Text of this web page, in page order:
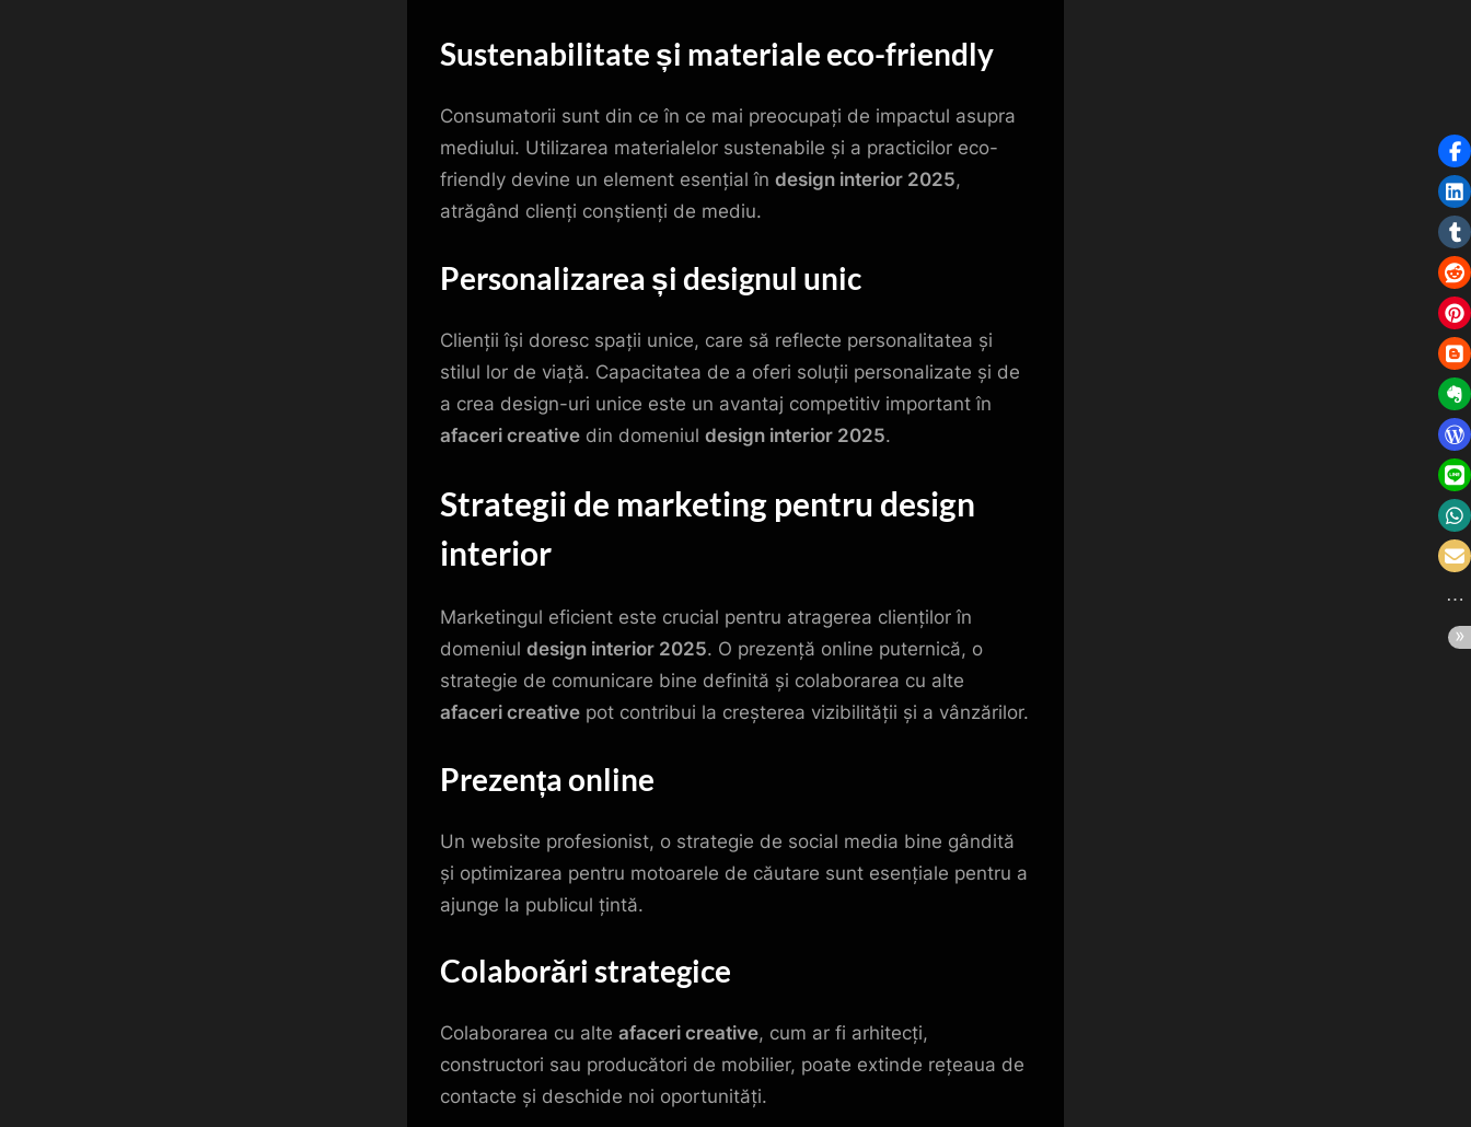
Sustenabilitate și materiale eco-friendly
Consumatorii sunt din ce în ce mai preocupați de impactul asupra
mediului. Utilizarea materialelor sustenabile și a practicilor eco-
friendly devine un element esențial în design interior 2025,
atrăgând clienți conștienți de mediu.
Personalizarea și designul unic
Clienții își doresc spații unice, care să reflecte personalitatea și
stilul lor de viață. Capacitatea de a oferi soluții personalizate și de
a crea design-uri unice este un avantaj competitiv important în
afaceri creative din domeniul design interior 2025.
Strategii de marketing pentru design
interior
Marketingul eficient este crucial pentru atragerea clienților în
domeniul design interior 2025. O prezență online puternică, o
strategie de comunicare bine definită și colaborarea cu alte
afaceri creative pot contribui la creșterea vizibilității și a vânzărilor.
Prezența online
Un website profesionist, o strategie de social media bine gândită
și optimizarea pentru motoarele de căutare sunt esențiale pentru a
ajunge la publicul țintă.
Colaborări strategice
Colaborarea cu alte afaceri creative, cum ar fi arhitecți,
constructori sau producători de mobilier, poate extinde rețeaua de
contacte și deschide noi oportunități.